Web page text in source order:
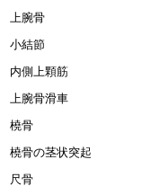
上腕骨
小結節
内側上顆筋
上腕骨滑車
橈骨
橈骨の茎状突起
尺骨